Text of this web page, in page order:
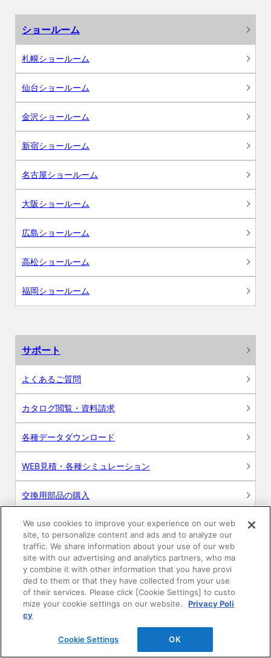
ショールーム
札幌ショールーム
仙台ショールーム
金沢ショールーム
新宿ショールーム
名古屋ショールーム
大阪ショールーム
広島ショールーム
高松ショールーム
福岡ショールーム
サポート
よくあるご質問
カタログ閲覧・資料請求
各種データダウンロード
WEB見積・各種シミュレーション
交換用部品の購入
修理・点検
お問い合わせ
ログイン
建築・設計関係者様向けサイト
ユーザー登録サービス
We use cookies to improve your experience on our web
site, to personalize content and ads and to analyze our
traffic. We share information about your use of our web
site with our advertising and analytics partners, who ma
y combine it with other information that you have provi
ded to them or that they have collected from your use
of their services. Please click [Cookie Settings] to custo
mize your cookie settings on our website.
Privacy Poli
cy
Cookie Settings OK